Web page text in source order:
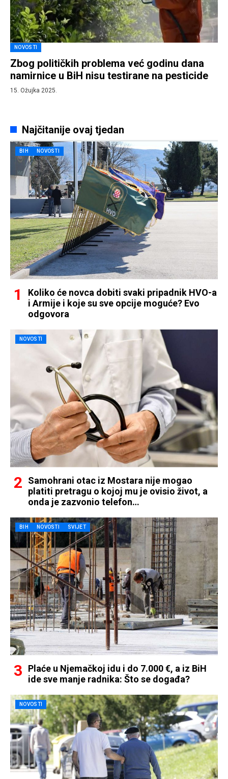
NOVOSTI
Zbog političkih problema već godinu dana
namirnice u BiH nisu testirane na pesticide
15. Ožujka 2025.
Najčitanije ovaj tjedan
BIH NOVOSTI
Koliko će novca dobiti svaki pripadnik HVO-a
i Armije i koje su sve opcije moguće? Evo
odgovora
NOVOSTI
Samohrani otac iz Mostara nije mogao
platiti pretragu o kojoj mu je ovisio život, a
onda je zazvonio telefon…
BIH NOVOSTI SVIJET
Plaće u Njemačkoj idu i do 7.000 €, a iz BiH
ide sve manje radnika: Što se događa?
NOVOSTI